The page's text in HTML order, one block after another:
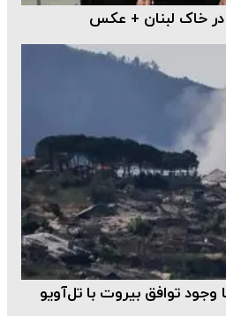
خاک لبنان + عکس